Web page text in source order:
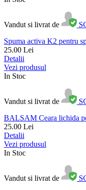
Vandut si livrat de
Spuma activa K2 pentru
25.00 Lei
Detalii
Vezi produsul
In Stoc
Vandut si livrat de
BALSAM Ceara lichida
25.00 Lei
Detalii
Vezi produsul
In Stoc
Vandut si livrat de